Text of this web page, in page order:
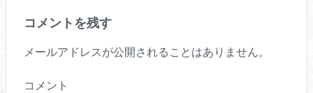
コメントを残す
メールアドレスが公開されることはありません。
コメント